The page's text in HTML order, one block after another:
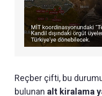
Reçber çifti, bu
bulunan alt kiralama